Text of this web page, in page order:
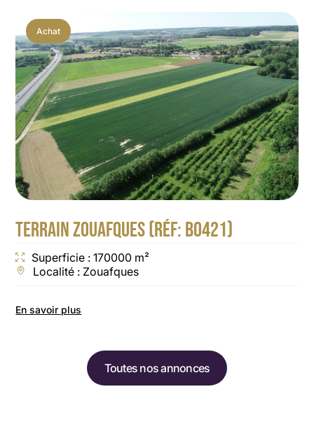
Achat
TERRAIN ZOUAFQUES (RÉF: B0421)
Superficie : 170000 m²
Localité : Zouafques
En savoir plus
Toutes nos annonces